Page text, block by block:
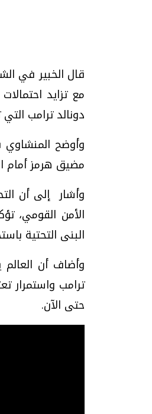
قال الخبير في
مع تزايد
دونالد ترامب التي
وأوضح
مضيق هرمز أمام
وأشار إلى أن
الأمن القومي،
البنى التحتية
وأضاف أن
ترامب واستمرار
حتى الآن.
موجات الطقس الساخنة.. لماذا